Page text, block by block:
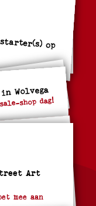
Wolvega
shop dag!
Art
mee aan